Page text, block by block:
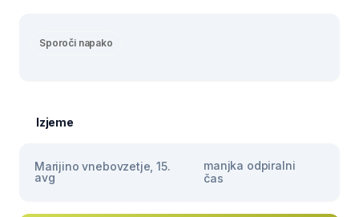
Sporoči napako
Izjeme
Marijino vnebovzetje, 15.
avg
manjka odpiralni
čas